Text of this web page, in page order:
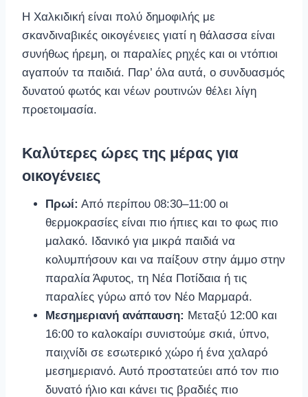
Η Χαλκιδική είναι πολύ δημοφιλής με
σκανδιναβικές οικογένειες γιατί η θάλασσα είναι
συνήθως ήρεμη, οι παραλίες ρηχές και οι ντόπιοι
αγαπούν τα παιδιά. Παρ’ όλα αυτά, ο συνδυασμός
δυνατού φωτός και νέων ρουτινών θέλει λίγη
προετοιμασία.
Καλύτερες ώρες της μέρας για
οικογένειες
Πρωί: Από περίπου 08:30–11:00 οι
θερμοκρασίες είναι πιο ήπιες και το φως πιο
μαλακό. Ιδανικό για μικρά παιδιά να
κολυμπήσουν και να παίξουν στην άμμο στην
παραλία Άφυτος, τη Νέα Ποτίδαια ή τις
παραλίες γύρω από τον Νέο Μαρμαρά.
Μεσημεριανή ανάπαυση: Μεταξύ 12:00 και
16:00 το καλοκαίρι συνιστούμε σκιά, ύπνο,
παιχνίδι σε εσωτερικό χώρο ή ένα χαλαρό
μεσημεριανό. Αυτό προστατεύει από τον πιο
δυνατό ήλιο και κάνει τις βραδιές πιο